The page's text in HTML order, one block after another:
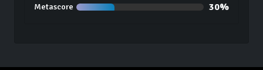
Metascore 30%